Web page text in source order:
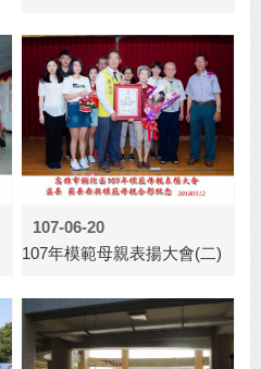
107-06-20
107年模範母親表揚大會(二)